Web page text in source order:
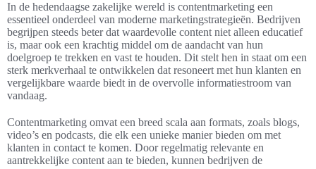
In de hedendaagse zakelijke wereld is contentmarketing een
essentieel onderdeel van moderne marketingstrategieën. Bedrijven
begrijpen steeds beter dat waardevolle content niet alleen educatief
is, maar ook een krachtig middel om de aandacht van hun
doelgroep te trekken en vast te houden. Dit stelt hen in staat om een
sterk merkverhaal te ontwikkelen dat resoneert met hun klanten en
vergelijkbare waarde biedt in de overvolle informatiestroom van
vandaag.
Contentmarketing omvat een breed scala aan formats, zoals blogs,
video’s en podcasts, die elk een unieke manier bieden om met
klanten in contact te komen. Door regelmatig relevante en
aantrekkelijke content aan te bieden, kunnen bedrijven de